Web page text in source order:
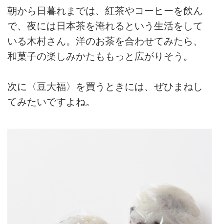
朝から日暮れまでは、紅茶やコーヒーを飲ん
で、夜には日本茶を淹れるという生活をして
いる木村さん。洋のお茶を合わせてみたら、
和菓子の楽しみかたももっと広がりそう。
次に〈豆大福〉を買うときには、ぜひまねし
てみたいですよね。